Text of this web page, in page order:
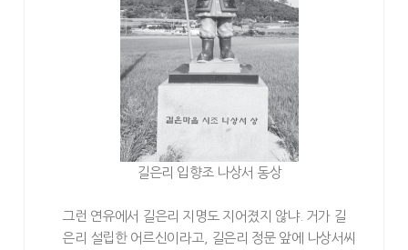
길은리 입향조 나상서 동상
그런 연유에서 길은리 지명도 지어졌지 않냐. 거가 길
은리 설립한 어르신이라고, 길은리 정문 앞에 나상서씨